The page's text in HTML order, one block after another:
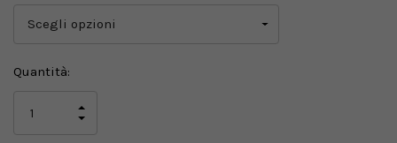
Disponibilità
Quantità:
AUMENTA